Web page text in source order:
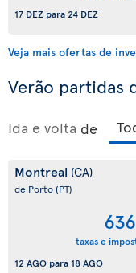
17 DEZ para24 DEZ
Veja mais ofertas de
Verão partidas
Ida e volta de
Montreal (CA)
de Porto(PT)
taxas e
12 AGO para 18 AGO